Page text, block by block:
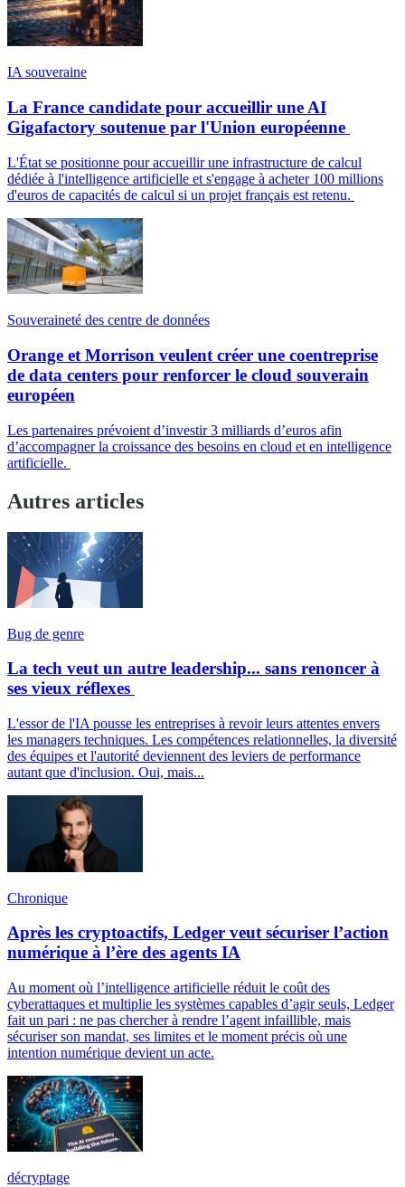
IA souveraine
La France candidate pour accueillir une AI
Gigafactory soutenue par l'Union européenne
L'État se positionne pour accueillir une infrastructure de calcul
dédiée à l'intelligence artificielle et s'engage à acheter 100 millions
d'euros de capacités de calcul si un projet français est retenu.
Souveraineté des centre de données
Orange et Morrison veulent créer une coentreprise
de data centers pour renforcer le cloud souverain
européen
Les partenaires prévoient d’investir 3 milliards d’euros afin
d’accompagner la croissance des besoins en cloud et en intelligence
artificielle.
Autres articles
Bug de genre
La tech veut un autre leadership... sans renoncer à
ses vieux réflexes
L'essor de l'IA pousse les entreprises à revoir leurs attentes envers
les managers techniques. Les compétences relationnelles, la diversité
des équipes et l'autorité deviennent des leviers de performance
autant que d'inclusion. Oui, mais...
Chronique
Après les cryptoactifs, Ledger veut sécuriser l’action
numérique à l’ère des agents IA
Au moment où l’intelligence artificielle réduit le coût des
cyberattaques et multiplie les systèmes capables d’agir seuls, Ledger
fait un pari : ne pas chercher à rendre l’agent infaillible, mais
sécuriser son mandat, ses limites et le moment précis où une
intention numérique devient un acte.
décryptage